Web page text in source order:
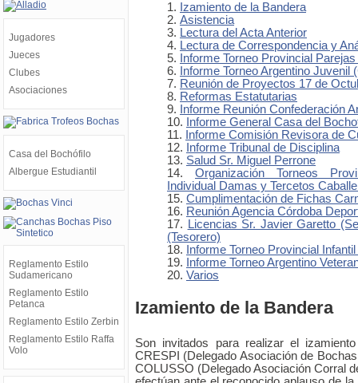
Jugadores
Jueces
Clubes
Asociaciones
Casa del Bochófilo
Albergue Estudiantil
Reglamento Estilo
Sudamericano
Reglamento Estilo
Petanca
Reglamento Estilo Zerbin
Reglamento Estilo Raffa
Volo
Izamiento de la Bandera
Asistencia
Lectura del Acta Anterior
Lectura de Correspondencia y
Informe Torneo Provincial
Informe Torneo Argentino Juvenil
Reunión de Proyectos 17 de
Reformas Estatutarias
Informe Reunión Confederación
Informe General Casa del
Informe Comisión Revisora de
Informe Tribunal de Disciplina
Salud Sr. Miguel Perrone
Organización Torneos
Individual Damas y Tercetos
Cumplimentación de Fichas
Reunión Agencia Córdoba
Licencias Sr. Javier Garetto
(Tesorero)
Informe Torneo Provincial
Informe Torneo Argentino
Varios
Izamiento de la Bandera
Son invitados para realizar el
CRESPI (Delegado Asociación de
COLUSSO (Delegado Asociación Corral